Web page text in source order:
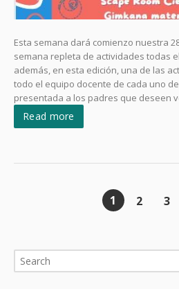
Esta semana dará comienzo nuestra
semana repleta de actividades todas
además, en esta edición, una de las
todo el equipo docente de cada uno
presentada a los padres que deseen
Read more
1 2 3